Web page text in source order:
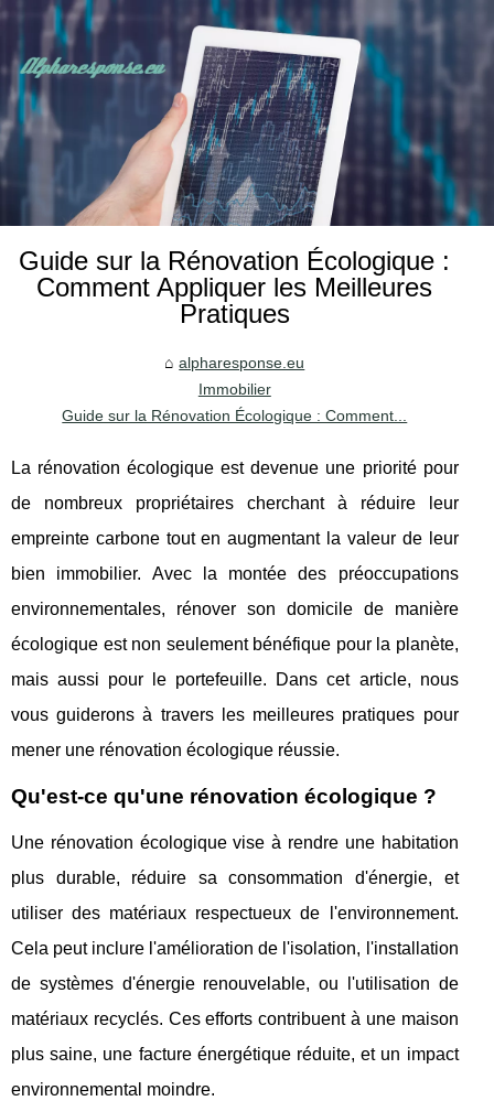
Guide sur la Rénovation Écologique :
Comment Appliquer les Meilleures
Pratiques
alpharesponse.eu
Immobilier
Guide sur la Rénovation Écologique : Comment...
La rénovation écologique est devenue une priorité pour
de nombreux propriétaires cherchant à réduire leur
empreinte carbone tout en augmentant la valeur de leur
bien immobilier. Avec la montée des préoccupations
environnementales, rénover son domicile de manière
écologique est non seulement bénéfique pour la planète,
mais aussi pour le portefeuille. Dans cet article, nous
vous guiderons à travers les meilleures pratiques pour
mener une rénovation écologique réussie.
Qu'est-ce qu'une rénovation écologique ?
Une rénovation écologique vise à rendre une habitation
plus durable, réduire sa consommation d'énergie, et
utiliser des matériaux respectueux de l'environnement.
Cela peut inclure l'amélioration de l'isolation, l'installation
de systèmes d'énergie renouvelable, ou l'utilisation de
matériaux recyclés. Ces efforts contribuent à une maison
plus saine, une facture énergétique réduite, et un impact
environnemental moindre.